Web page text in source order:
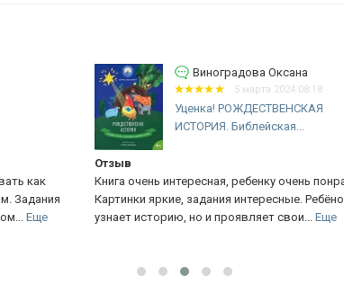
Виноградова Оксана
5 марта 2024 08:18
Уценка! РОЖДЕСТВЕНСКАЯ
ИСТОРИЯ. Библейская...
Книга очень интересная, ребенку очень понравилась
Картинки яркие, задания интересные. Ребёнок ни только
узнает историю, но и проявляет свои...Еще